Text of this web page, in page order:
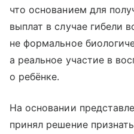
что основанием для
выплат в случае гибели
не формальное
а реальное участие в
о ребёнке.
На основании
принял решение